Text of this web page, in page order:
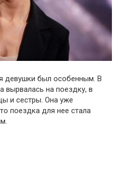
девушки был особенным. В
вырвалась на поездку, в
и сестры. Она уже
поездка для нее стала